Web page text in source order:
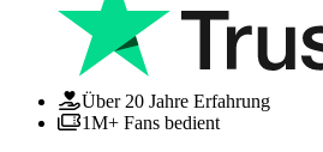
Über 20 Jahre Erfahrung
1M+ Fans bedient